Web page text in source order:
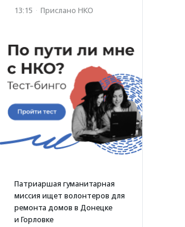
13:15 · Прислано НКО
Патриаршая гуманитарная
миссия ищет волонтеров для
ремонта домов в Донецке
и Горловке